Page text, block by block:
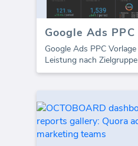
Google Ads PPC
Leistung nach Zielgruppe